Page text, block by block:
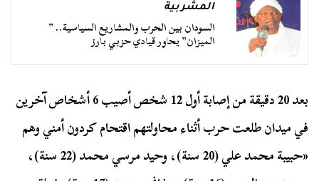
المشربية
السودان بين الحرب والمشاريع السياسية.. ”
الميزان” يحاور قيادي حزبي بارز
بعد 20 دقيقة من إصابة أول 12 شخص أصيب 6 أشخاص آخرين
في ميدان طلعت حرب أثناء محاولتهم اقتحام كردون أمني وهم
«حبيبة محمد علي (20 سنة)، وحيد مرسي محمد (22 سنة)،